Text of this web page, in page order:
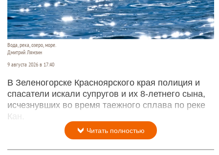
Вода, река, озеро, море.
Дмитрий Лямзин
9 августа 2026 в 17:40
В Зеленогорске Красноярского края полиция и
спасатели искали супругов и их 8-летнего сына,
исчезнувших во время таежного сплава по реке
Кан.
Читать полностью